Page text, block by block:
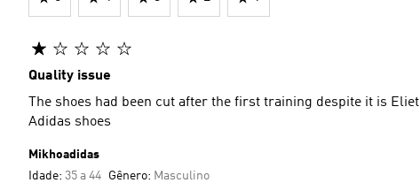
Quality issue
The shoes had been cut after the first training despite it is Eliet It was such disappointing to have this quality for an Eliet
Adidas shoes
Mikhoadidas
Idade: 35 a 44 Gênero: Masculino